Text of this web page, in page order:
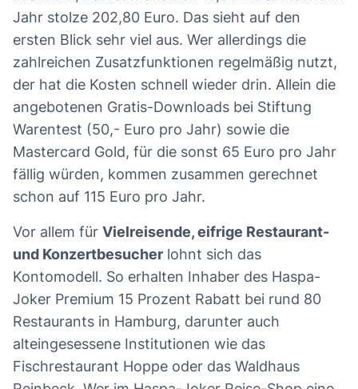
Jahr stolze 202,80 Euro. Das sieht auf den
ersten Blick sehr viel aus. Wer allerdings die
zahlreichen Zusatzfunktionen regelmäßig nutzt,
der hat die Kosten schnell wieder drin. Allein die
angebotenen Gratis-Downloads bei Stiftung
Warentest (50,- Euro pro Jahr) sowie die
Mastercard Gold, für die sonst 65 Euro pro Jahr
fällig würden, kommen zusammen gerechnet
schon auf 115 Euro pro Jahr.
Vor allem für Vielreisende, eifrige Restaurant-
und Konzertbesucher lohnt sich das
Kontomodell. So erhalten Inhaber des Haspa-
Joker Premium 15 Prozent Rabatt bei rund 80
Restaurants in Hamburg, darunter auch
alteingesessene Institutionen wie das
Fischrestaurant Hoppe oder das Waldhaus